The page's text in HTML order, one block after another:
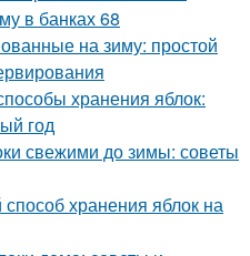
в банках 68
на зиму: простой
хранения яблок:
год
свежими до зимы: советы
хранения яблок на